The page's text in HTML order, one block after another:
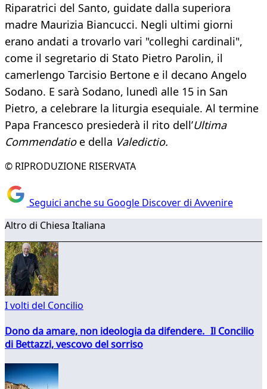
Riparatrici del Santo, guidate dalla superiora
madre Maurizia Biancucci. Negli ultimi giorni
erano andati a trovarlo vari "colleghi cardinali",
come il segretario di Stato Pietro Parolin, il
camerlengo Tarcisio Bertone e il decano Angelo
Sodano. E sarà Sodano, lunedì alle 15 in San
Pietro, a celebrare la liturgia esequiale. Al termine
Papa Francesco presiederà il rito dell’Ultima
Commendatioe della Valedictio.
© RIPRODUZIONE RISERVATA
Seguici anche su Google Discover di Avvenire
Altro di Chiesa Italiana
I volti del Concilio
Dono da amare, non ideologia da difendere. Il Concilio
di Bettazzi, vescovo del sorriso